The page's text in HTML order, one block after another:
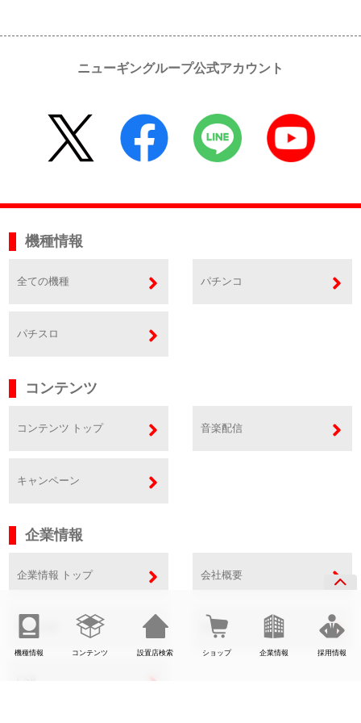
機種情報 コンテンツ 設置店検索 ショップ 企業情報 採用情報
ニューギングループ公式アカウント
機種情報
全ての機種 パチンコ
パチスロ
コンテンツ
コンテンツ トップ 音楽配信
キャンペーン
企業情報
企業情報 トップ 会社概要
事業内容 SDGs